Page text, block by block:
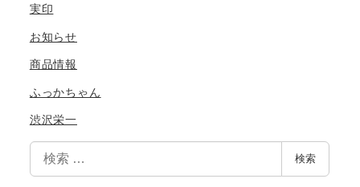
実印
お知らせ
商品情報
ふっかちゃん
渋沢栄一
索
検索